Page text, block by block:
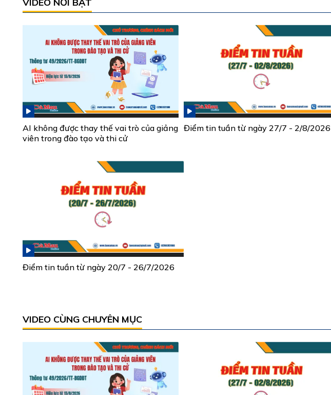
AI không được thay thế vai trò của giảng
viên trong đào tạo và thi cử
Điểm tin tuần từ ngày 27/7 - 2/8/2026
Điểm tin tuần từ ngày 20/7 - 26/7/2026
VIDEO CÙNG CHUYÊN MỤC